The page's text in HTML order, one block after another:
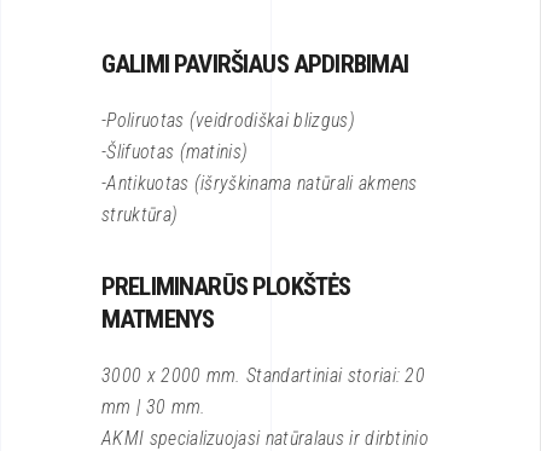
GALIMI PAVIRŠIAUS APDIRBIMAI
-Poliruotas (veidrodiškai blizgus)
-Šlifuotas (matinis)
-Antikuotas (išryškinama natūrali akmens
struktūra)
PRELIMINARŪS PLOKŠTĖS
MATMENYS
3000 x 2000 mm. Standartiniai storiai: 20
mm | 30 mm.
AKMI specializuojasi natūralaus ir dirbtinio